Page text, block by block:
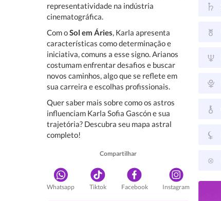
representatividade na indústria
cinematográfica.
Com oSol em Áries, Karla apresenta
características como determinação e
iniciativa, comuns a esse signo. Arianos
costumam enfrentar desafios e buscar
novos caminhos, algo que se reflete em
sua carreira e escolhas profissionais.
Quer saber mais sobre como os astros
influenciam Karla Sofia Gascón e sua
trajetória? Descubra seu mapa astral
completo!
Compartilhar
Whatsapp Tiktok Facebook Instagram